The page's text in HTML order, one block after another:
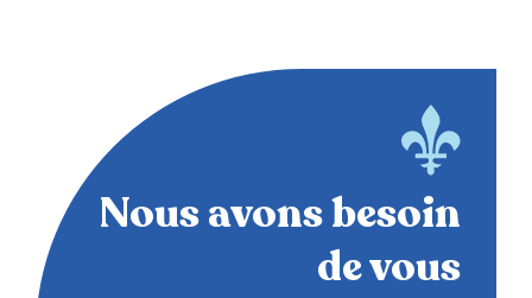
Nous avons besoin
de vous